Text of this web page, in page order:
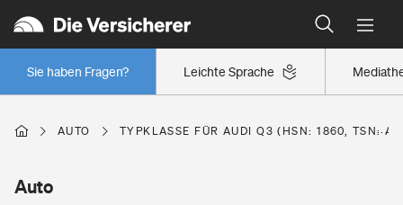
Leichte Sprache
Sie haben Fragen?
Wer versichert was: Jetzt Versicherer finden
Regionalklassen: So ist Ihre Region eingestuft
Wer versichert was: Jetzt Versicherer finden
AUTO TYPKLASSE FÜR AUDI Q3 (HSN: 1860, TSN:
Auto